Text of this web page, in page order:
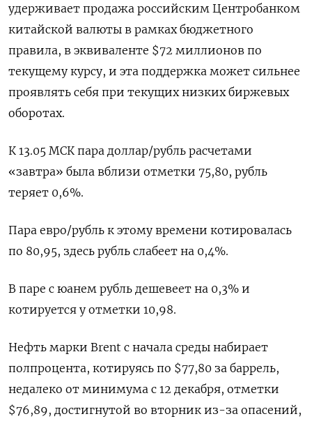
удерживает продажа российским Центробанком
китайской валюты в рамках бюджетного
правила, в эквиваленте $72 миллионов по
текущему курсу, и эта поддержка может сильнее
проявлять себя при текущих низких биржевых
оборотах.
К 13.05 МСК пара доллар/рубль расчетами
«завтра» была вблизи отметки 75,80, рубль
теряет 0,6%.
Пара евро/рубль к этому времени котировалась
по 80,95, здесь рубль слабеет на 0,4%.
В паре с юанем рубль дешевеет на 0,3% и
котируется у отметки 10,98.
Нефть марки Brent с начала среды набирает
полпроцента, котируясь по $77,80 за баррель,
недалеко от минимума с 12 декабря, отметки
$76,89, достигнутой во вторник из-за опасений,